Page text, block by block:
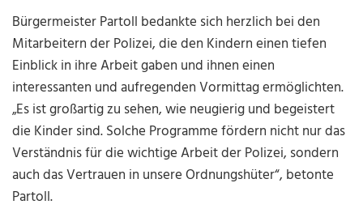
Bürgermeister Partoll bedankte sich herzlich bei den
Mitarbeitern der Polizei, die den Kindern einen tiefen
Einblick in ihre Arbeit gaben und ihnen einen
interessanten und aufregenden Vormittag ermöglichten.
„Es ist großartig zu sehen, wie neugierig und begeistert
die Kinder sind. Solche Programme fördern nicht nur das
Verständnis für die wichtige Arbeit der Polizei, sondern
auch das Vertrauen in unsere Ordnungshüter“, betonte
Partoll.